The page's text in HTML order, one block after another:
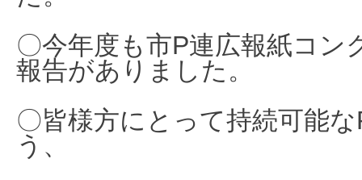
〇今年度も市P連広報紙コン
報告がありました。
〇皆様方にとって持続可能
う、